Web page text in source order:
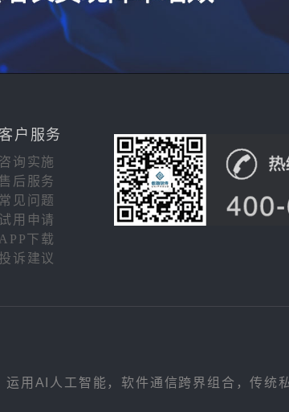
客户服务
咨询实施
售后服务
常见问题
试用申请
APP下载
投诉建议
用AI人工智能，软件通信跨界组合，传统